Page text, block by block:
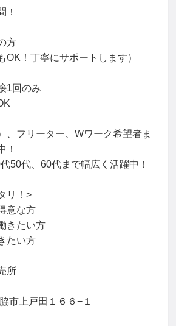
！
方
OK！丁寧にサポートします）
1回のみ
、フリーター、Wワーク希望者ま
！
50代、60代まで幅広く活躍中！
リ！>
意な方
きたい方
たい方
所
市上戸田１６６−１